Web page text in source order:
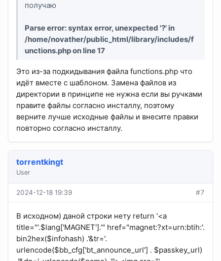
получаю
Parse error: syntax error, unexpected '?' in
/home/novather/public_html/library/includes/f
unctions.phpon line17
Это из-за подкидывания файла functions.php что
идёт вместе с шаблоном. Замена файлов из
директории в принципе не нужна если вы ручками
правите файлы согласно инсталлу, поэтому
верните лучше исходные файлы и внесите правки
повторно согласно инсталлу.
torrentkingt
User
2024-12-18 19:39 #7
В исходном) даной строки нету return '<a
title="'.$lang['MAGNET'].'" href="magnet:?xt=urn:btih:'.
bin2hex($infohash) .'&tr='.
urlencode($bb_cfg['bt_announce_url'] . $passkey_url)